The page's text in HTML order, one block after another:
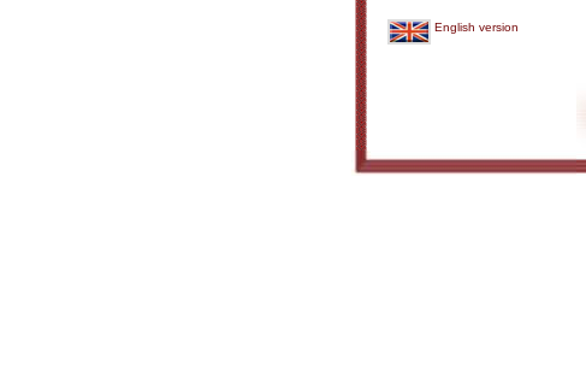
English version